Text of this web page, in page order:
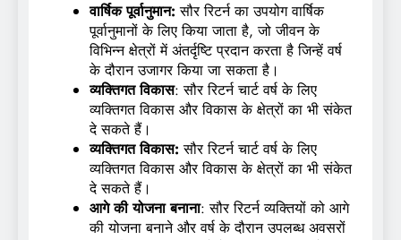
वार्षिक पूर्वानुमान: सौर रिटर्न का उपयोग वार्षिक
पूर्वानुमानों के लिए किया जाता है, जो जीवन के
विभिन्न क्षेत्रों में अंतर्दृष्टि प्रदान करता है जिन्हें वर्ष
के दौरान उजागर किया जा सकता है।
व्यक्तिगत विकास: सौर रिटर्न चार्ट वर्ष के लिए
व्यक्तिगत विकास और विकास के क्षेत्रों का भी संकेत
दे सकते हैं।
व्यक्तिगत विकास: सौर रिटर्न चार्ट वर्ष के लिए
व्यक्तिगत विकास और विकास के क्षेत्रों का भी संकेत
दे सकते हैं।
आगे की योजना बनाना: सौर रिटर्न व्यक्तियों को आगे
की योजना बनाने और वर्ष के दौरान उपलब्ध अवसरों